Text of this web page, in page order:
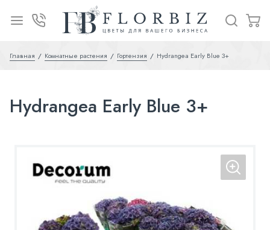
Главная Комнатные растения Гортензия Hydrangea Early Blue 3+
Hydrangea Early Blue 3+